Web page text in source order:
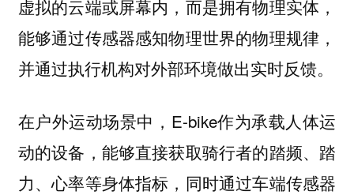
虚拟的云端或屏幕内，而是拥有物理实体，
能够通过传感器感知物理世界的物理规律，
并通过执行机构对外部环境做出实时反馈。
在户外运动场景中，E-bike作为承载人体运
动的设备，能够直接获取骑行者的踏频、踏
力、心率等身体指标，同时通过车端传感器